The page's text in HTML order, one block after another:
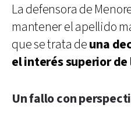
La defensora de
mantener el apellido
que se trata deuna
el interés superior de
Un fallo con